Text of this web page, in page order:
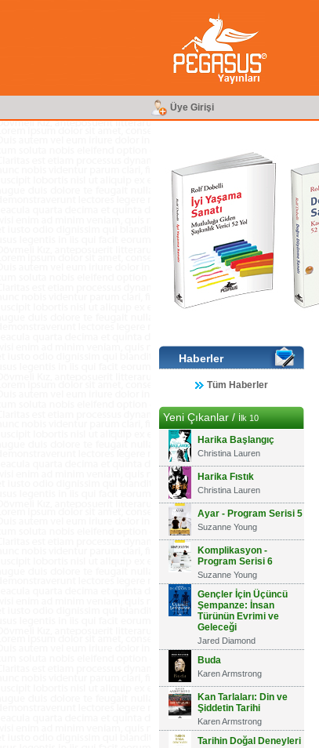
Üye Girişi
Haberler
Tüm Haberler
Yeni Çıkanlar /İlk 10
Harika Başlangıç
Christina Lauren
Harika Fıstık
Christina Lauren
Ayar - Program Serisi 5
Suzanne Young
Komplikasyon -
Program Serisi 6
Suzanne Young
Gençler İçin Üçüncü
Şempanze: İnsan
Türünün Evrimi ve
Geleceği
Jared Diamond
Buda
Karen Armstrong
Kan Tarlaları: Din ve
Şiddetin Tarihi
Karen Armstrong
Tarihin Doğal Deneyleri